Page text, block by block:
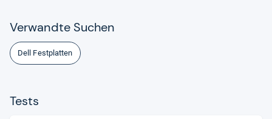
Ver­wandte Suchen
Dell Festplatten
Tests